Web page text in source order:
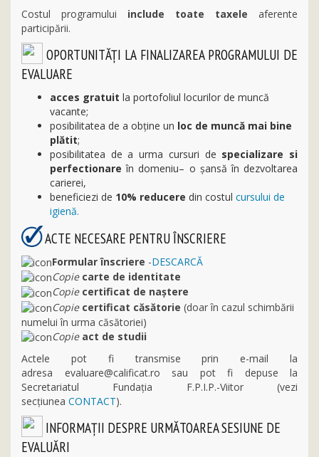
Costul programului include toate taxele aferente
participării.
OPORTUNITĂŢI LA FINALIZAREA PROGRAMULUI DE
EVALUARE
acces gratuit la portofoliul locurilor de muncă
vacante;
posibilitatea de a obține un loc de muncă mai bine
plătit;
posibilitatea de a urma cursuri de specializare si
perfectionare în domeniu– o şansă în dezvoltarea
carierei,
beneficiezi de 10% reducere din costul cursului de
igienă.
ACTE NECESARE PENTRU ÎNSCRIERE
Formular înscriere -DESCARCĂ
Copie carte de identitate
Copie certificat de naștere
Copie certificat căsătorie (doar în cazul schimbării
numelui în urma căsătoriei)
Copie act de studii
Actele pot fi transmise prin e-mail la
adresa evaluare@calificat.ro sau pot fi depuse la
Secretariatul Fundația F.P.I.P.-Viitor (vezi
secţiunea CONTACT).
INFORMAŢII DESPRE URMĂTOAREA SESIUNE DE
EVALUĂRI